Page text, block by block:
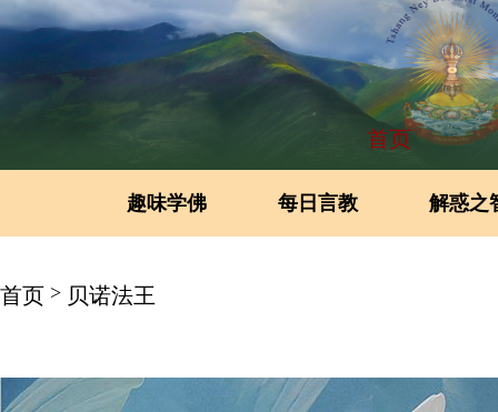
首页
趣味学佛 每日言教 解惑之
首页 > 贝诺法王